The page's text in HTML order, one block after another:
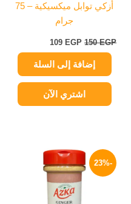
أزكي توابل ميكسيكية – 75
جرام
150EGP
109 EGP
إضافة إلى السلة
اشتري الآن
-23%
السعر
الأصلي
هو:
90 EGP.
السعر
الحالي
هو: